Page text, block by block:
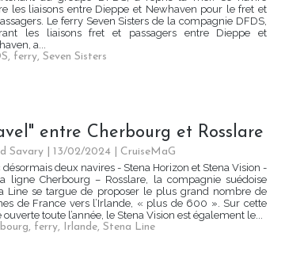
les liaisons entre Dieppe et Newhaven pour le fret et
Le ferry Seven Sisters de la compagnie DFDS,
les liaisons fret et passagers entre Dieppe et
a...
, ferry, Seven Sisters
entre Cherbourg et Rosslare
Savary | 13/02/2024
CruiseMaG
désormais deux navires - Stena Horizon et Stena Vision -
ligne Cherbourg – Rosslare, la compagnie suédoise
Line se targue de proposer le plus grand nombre de
de France vers l’Irlande, « plus de 600 ». Sur cette
ouverte toute l’année, le Stena Vision est également le...
, ferry, Irlande, Stena Line